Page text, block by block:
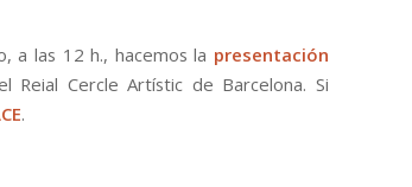
a las 12 h., hacemos la presentación
Reial Cercle Artístic de Barcelona. Si
.